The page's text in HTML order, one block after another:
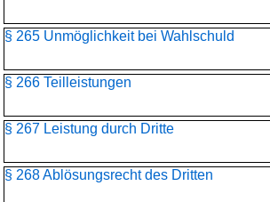
§ 265 Unmöglichkeit bei Wahlschuld
§ 266 Teilleistungen
§ 267 Leistung durch Dritte
§ 268 Ablösungsrecht des Dritten